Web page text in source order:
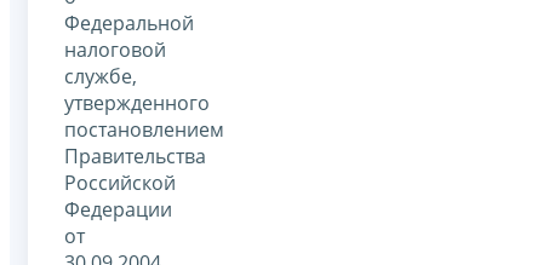
Федеральной
налоговой
службе,
утвержденного
постановлением
Правительства
Российской
Федерации
от